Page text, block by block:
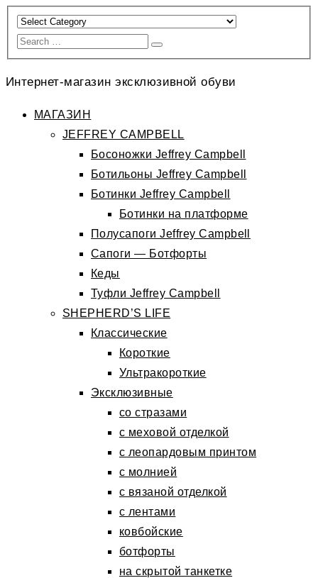
Интернет-магазин эксклюзивной обуви
МАГАЗИН
JEFFREY CAMPBELL
Босоножки Jeffrey Campbell
Ботильоны Jeffrey Campbell
Ботинки Jeffrey Campbell
Ботинки на платформе
Полусапоги Jeffrey Campbell
Сапоги — Ботфорты
Кеды
Туфли Jeffrey Campbell
SHEPHERD’S LIFE
Классические
Короткие
Ультракороткие
Эксклюзивные
со стразами
с меховой отделкой
с леопардовым принтом
с молнией
с вязаной отделкой
с лентами
ковбойские
ботфорты
на скрытой танкетке